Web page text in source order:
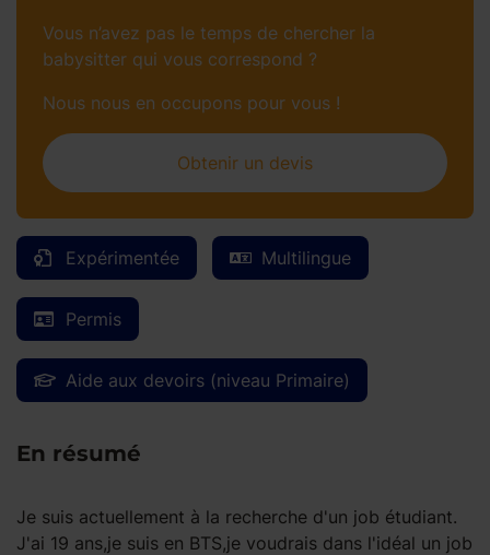
Expérimentée Multilingue
Permis
Aide aux devoirs (niveau Primaire)
En résumé
Je suis actuellement à la recherche d'un job étudiant.
J'ai 19 ans,je suis en BTS,je voudrais dans l'idéal un job
Vous n’avez pas le temps de chercher la
babysitter qui vous correspond ?
Nous nous en occupons pour vous !
Obtenir un devis